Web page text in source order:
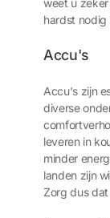
weet u
hardst nodig
Accu's
Accu's zijn
diverse
leveren in
minder
landen zijn
Zorg dus